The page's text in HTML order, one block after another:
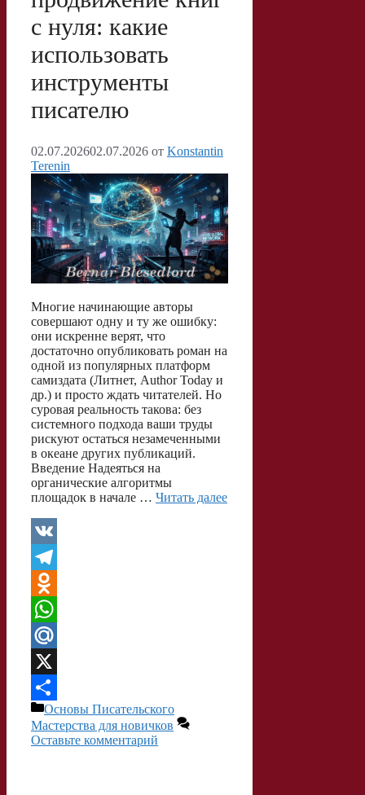
i
k
i
и
т
ь
с нуля: какие
использовать
инструменты
писателю
02.07.202602.07.2026 от Konstantin
Terenin
Многие начинающие авторы
совершают одну и ту же ошибку:
они искренне верят, что
достаточно опубликовать роман на
одной из популярных платформ
самиздата (Литнет, Author Today и
др.) и просто ждать читателей. Но
суровая реальность такова: без
системного подхода ваши труды
рискуют остаться незамеченными
в океане других публикаций.
Введение Надеяться на
органические алгоритмы
площадок в начале … Читать далее
V
K
T
e
g
r
a
O
d
n
o
k
l
W
h
a
t
s
M
a
i
l
X
О
т
Рубрики
Основы Писательского
Мастерства для новичков
Оставьте комментарий